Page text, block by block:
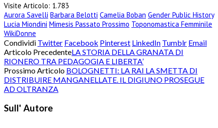
Visite Articolo: 1.783
Aurora Savelli Barbara Belotti Camelia Boban Gender Public History
Lucia Miondini Mimesis Passato Prossimo Toponomastica Femminile
WikiDonne
Condividi Twitter Facebook Pinterest LinkedIn Tumblr Email
Articolo PrecedenteLA STORIA DELLA GRANATA DI
RIONERO TRA PEDAGOGIA E LIBERTA’
Prossimo Articolo BOLOGNETTI: LA RAI LA SMETTA DI
DISTRIBUIRE MANGANELLATE. IL DIGIUNO PROSEGUE
AD OLTRANZA
Sull' Autore